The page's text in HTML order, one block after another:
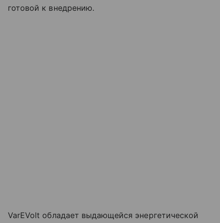
готовой к внедрению.
VarEVolt обладает выдающейся энергетической